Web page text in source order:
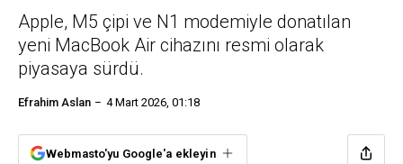
Apple, M5 çipi ve N1 modemiyle donatılan
yeni MacBook Air cihazını resmi olarak
piyasaya sürdü.
Efrahim Aslan 4 Mart 2026, 01:18
Webmasto'yu Google'a ekleyin